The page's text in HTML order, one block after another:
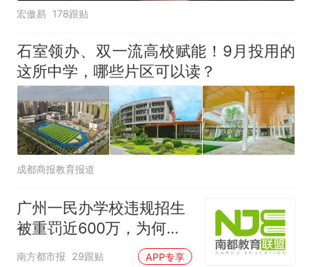
宏傲易 178跟贴
石室领办、双一流高校赋能！9月投用的
这所中学，哪些片区可以读？
成都商报教育报道
广州一民办学校违规招生
被重罚近600万，为何罚
这么重？
南方都市报 29跟贴 APP专享